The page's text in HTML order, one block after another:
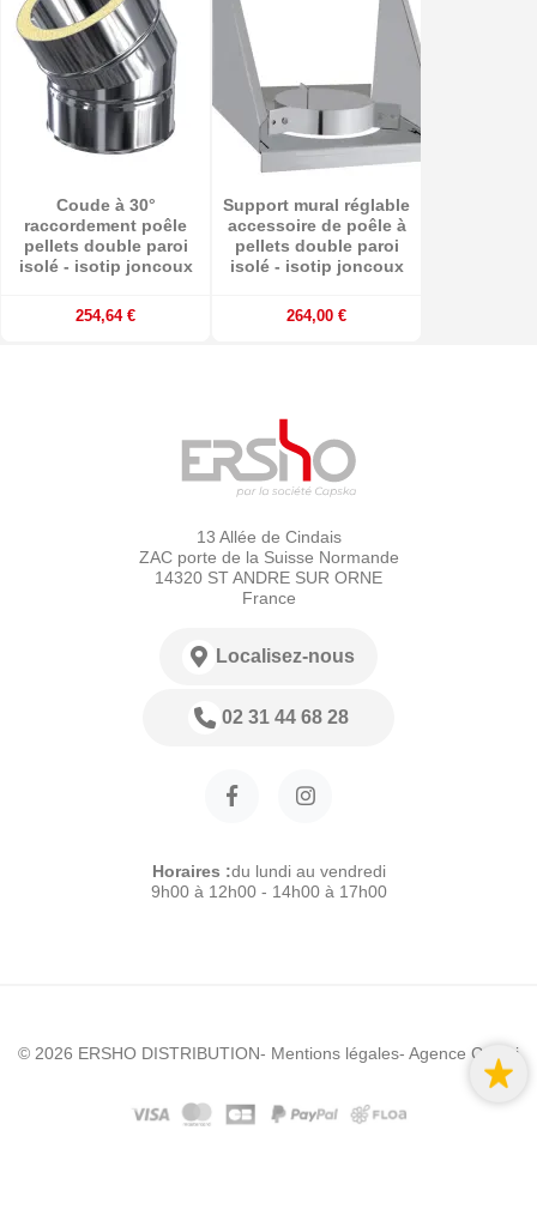
Coude à 30°
raccordement poêle
pellets double paroi
isolé - isotip joncoux
254,64 €
Support mural réglable
accessoire de poêle à
pellets double paroi
isolé - isotip joncoux
264,00 €
13 Allée de Cindais
ZAC porte de la Suisse Normande
14320 ST ANDRE SUR ORNE
France
Localisez-nous
02 31 44 68 28
Horaires :du lundi au vendredi
9h00 à 12h00 - 14h00 à 17h00
© 2026 ERSHO DISTRIBUTION- Mentions légales- Agence Colibri